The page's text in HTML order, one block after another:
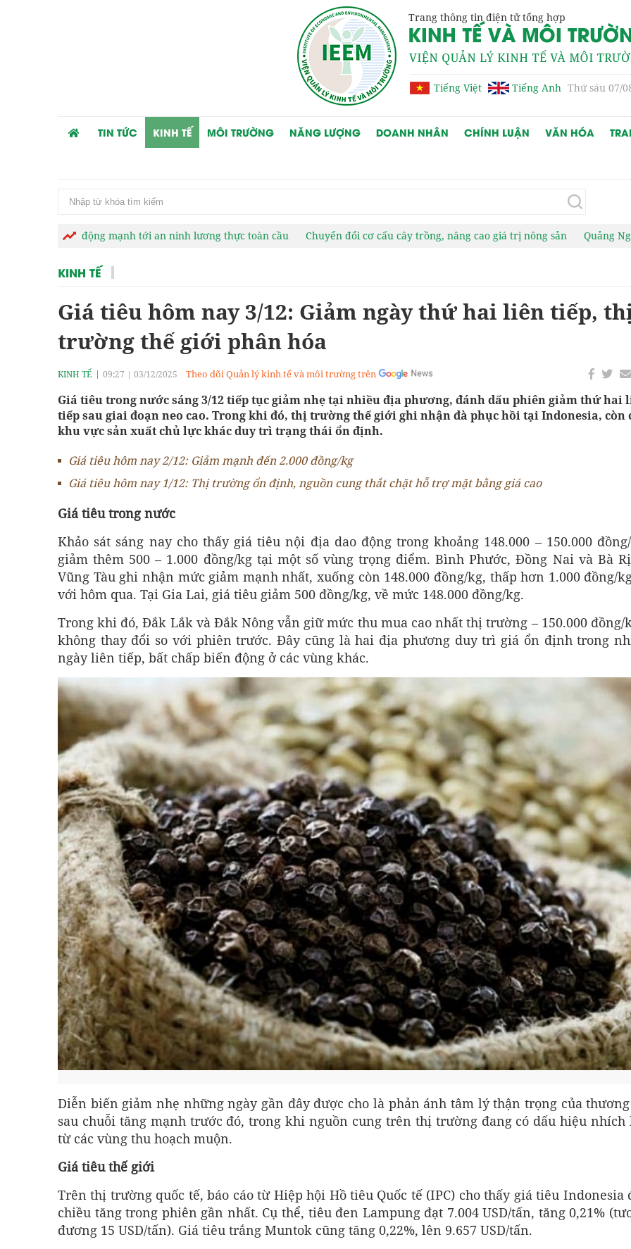
Trang thông tin điện tử tổng hợp
Tiếng Việt Tiếng Anh Thứ sáu 07/
TIN TỨC KINH TẾ MÔI TRƯỜNG NĂNG LƯỢNG DOANH NHÂN CHÍNH LUẬN VĂN HÓA
mạnh tới an ninh lương thực toàn cầu Chuyển đổi cơ cấu cây trồng, nâng cao giá trị nông sản Quảng Ngãi hướng mục
KINH TẾ
Giá tiêu hôm nay 3/12: Giảm ngày thứ hai liên tiếp,
trường thế giới phân hóa
KINH TẾ 09:27 | 03/12/2025 Theo dõi Quản lý kinh tế và môi trường trên
Giá tiêu trong nước sáng 3/12 tiếp tục giảm nhẹ tại nhiều địa phương, đánh dấu phiên giảm thứ hai
tiếp sau giai đoạn neo cao. Trong khi đó, thị trường thế giới ghi nhận đà phục hồi tại Indonesia, còn
khu vực sản xuất chủ lực khác duy trì trạng thái ổn định.
Giá tiêu hôm nay 2/12: Giảm mạnh đến 2.000 đồng/kg
Giá tiêu hôm nay 1/12: Thị trường ổn định, nguồn cung thắt chặt hỗ trợ mặt bằng giá cao
Giá tiêu trong nước
Khảo sát sáng nay cho thấy giá tiêu nội địa dao động trong khoảng 148.000 – 150.000
giảm thêm 500 – 1.000 đồng/kg tại một số vùng trọng điểm. Bình Phước, Đồng Nai và Bà
Vũng Tàu ghi nhận mức giảm mạnh nhất, xuống còn 148.000 đồng/kg, thấp hơn 1.000 đồng/
với hôm qua. Tại Gia Lai, giá tiêu giảm 500 đồng/kg, về mức 148.000 đồng/kg.
Trong khi đó, Đắk Lắk và Đắk Nông vẫn giữ mức thu mua cao nhất thị trường – 150.000 đồng/
không thay đổi so với phiên trước. Đây cũng là hai địa phương duy trì giá ổn định trong
ngày liên tiếp, bất chấp biến động ở các vùng khác.
Diễn biến giảm nhẹ những ngày gần đây được cho là phản ánh tâm lý thận trọng của
sau chuỗi tăng mạnh trước đó, trong khi nguồn cung trên thị trường đang có dấu hiệu nhích
từ các vùng thu hoạch muộn.
Giá tiêu thế giới
Trên thị trường quốc tế, báo cáo từ Hiệp hội Hồ tiêu Quốc tế (IPC) cho thấy giá tiêu Indonesia
chiều tăng trong phiên gần nhất. Cụ thể, tiêu đen Lampung đạt 7.004 USD/tấn, tăng 0,21%
đương 15 USD/tấn). Giá tiêu trắng Muntok cũng tăng 0,22%, lên 9.657 USD/tấn.